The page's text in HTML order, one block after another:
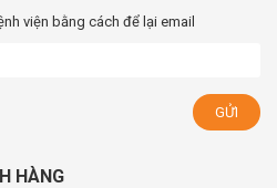
viện bằng cách để lại email
HÀNG